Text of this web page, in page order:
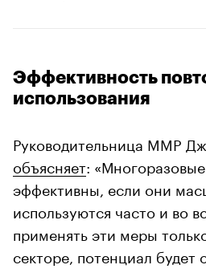
Эффективность
использования
Руководительница MMP
объясняет:
эффективны, если они
используются часто и во
применять эти меры
секторе, потенциал будет